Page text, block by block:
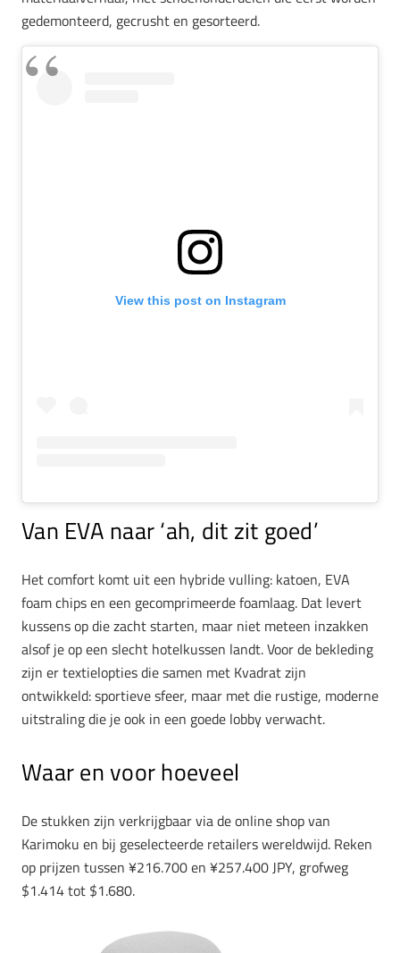
gedemonteerd, gecrusht en gesorteerd.
View this post on Instagram
Van EVA naar ‘ah, dit zit goed’
Het comfort komt uit een hybride vulling: katoen, EVA
foam chips en een gecomprimeerde foamlaag. Dat levert
kussens op die zacht starten, maar niet meteen inzakken
alsof je op een slecht hotelkussen landt. Voor de bekleding
zijn er textielopties die samen met Kvadrat zijn
ontwikkeld: sportieve sfeer, maar met die rustige, moderne
uitstraling die je ook in een goede lobby verwacht.
Waar en voor hoeveel
De stukken zijn verkrijgbaar via de online shop van
Karimoku en bij geselecteerde retailers wereldwijd. Reken
op prijzen tussen ¥216.700 en ¥257.400 JPY, grofweg
$1.414 tot $1.680.